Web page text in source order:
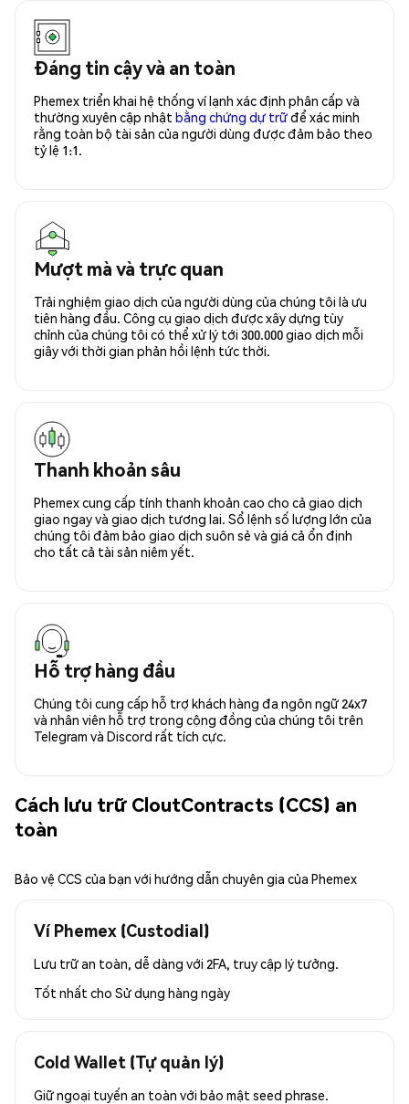
Đáng tin cậy và an toàn
Phemex triển khai hệ thống ví lạnh xác định phân cấp và
thường xuyên cập nhật bằng chứng dự trữđể xác minh
rằng toàn bộ tài sản của người dùng được đảm bảo theo
tỷ lệ 1:1.
Mượt mà và trực quan
Trải nghiệm giao dịch của người dùng của chúng tôi là ưu
tiên hàng đầu. Công cụ giao dịch được xây dựng tùy
chỉnh của chúng tôi có thể xử lý tới 300.000 giao dịch mỗi
giây với thời gian phản hồi lệnh tức thời.
Thanh khoản sâu
Phemex cung cấp tính thanh khoản cao cho cả giao dịch
giao ngay và giao dịch tương lai. Sổ lệnh số lượng lớn của
chúng tôi đảm bảo giao dịch suôn sẻ và giá cả ổn định
cho tất cả tài sản niêm yết.
Hỗ trợ hàng đầu
Chúng tôi cung cấp hỗ trợ khách hàng đa ngôn ngữ 24x7
và nhân viên hỗ trợ trong cộng đồng của chúng tôi trên
Telegram và Discord rất tích cực.
Cách lưu trữ CloutContracts (CCS) an
toàn
Bảo vệ CCS của bạn với hướng dẫn chuyên gia của Phemex
Ví Phemex (Custodial)
Lưu trữ an toàn, dễ dàng với 2FA, truy cập lý tưởng.
Tốt nhất cho Sử dụng hàng ngày
Cold Wallet (Tự quản lý)
Giữ ngoại tuyến an toàn với bảo mật seed phrase.